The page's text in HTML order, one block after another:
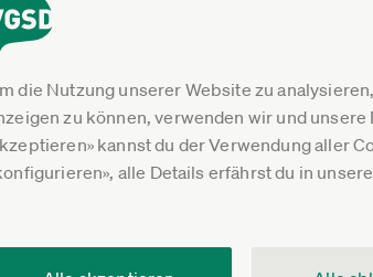
die Nutzung unserer Website zu
zu können, verwenden wir und
kannst du der Verwendung aller
alle Details erfährst du in